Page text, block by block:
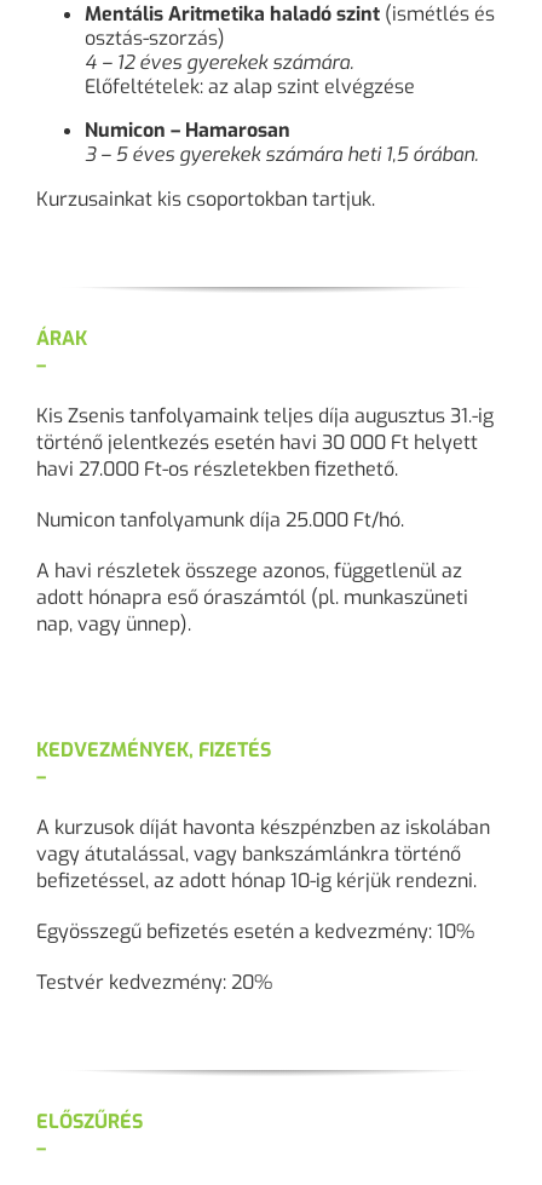
Mentális Aritmetika haladó szint (ismétlés és
osztás-szorzás)
4 – 12 éves gyerekek számára.
Előfeltételek: az alap szint elvégzése
Numicon – Hamarosan
3 – 5 éves gyerekek számára heti 1,5 órában.
Kurzusainkat kis csoportokban tartjuk.
ÁRAK
–
Kis Zsenis tanfolyamaink teljes díja augusztus 31.-ig
történő jelentkezés esetén havi 30 000 Ft helyett
havi 27.000 Ft-os részletekben fizethető.
Numicon tanfolyamunk díja 25.000 Ft/hó.
A havi részletek összege azonos, függetlenül az
adott hónapra eső óraszámtól (pl. munkaszüneti
nap, vagy ünnep).
KEDVEZMÉNYEK, FIZETÉS
–
A kurzusok díját havonta készpénzben az iskolában
vagy átutalással, vagy bankszámlánkra történő
befizetéssel, az adott hónap 10-ig kérjük rendezni.
Egyösszegű befizetés esetén a kedvezmény: 10%
Testvér kedvezmény: 20%
ELŐSZŰRÉS
–